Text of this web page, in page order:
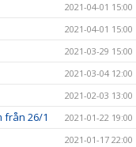
2021-04-01 15:00
2021-04-01 15:00
2021-03-29 15:00
2021-03-04 12:00
2021-02-03 13:00
från 26/1 2021-01-22 19:00
2021-01-17 22:00